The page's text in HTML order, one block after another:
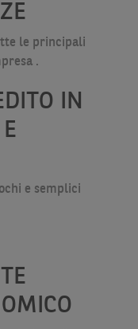
le principali
.
IN
e semplici